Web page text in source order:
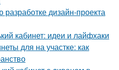
разработке дизайн-проекта
кабинет: идеи и лайфхаки
для на участке: как